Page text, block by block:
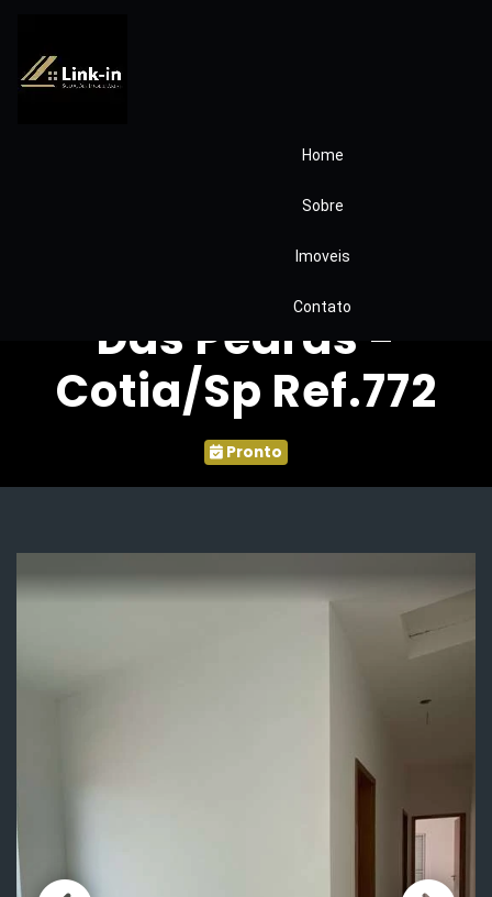
Home
Sobre
Imoveis
Contato
casa à venda
condomínio Villa
D’Este. Jardim Rio
Das Pedras -
Cotia/Sp Ref.772
Pronto